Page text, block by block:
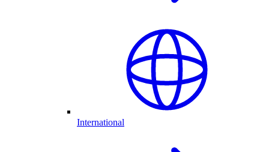
International